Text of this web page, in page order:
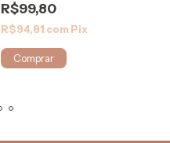
R$99,80
R$94,81 com Pix